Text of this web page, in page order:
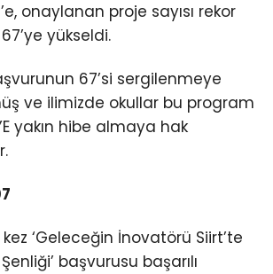
onaylanan proje sayısı rekor
yükseldi.
67’si sergilenmeye
ve ilimizde okullar bu program
yakın hibe almaya hak
kez ‘Geleceğin İnovatörü Siirt’te
başvurusu başarılı